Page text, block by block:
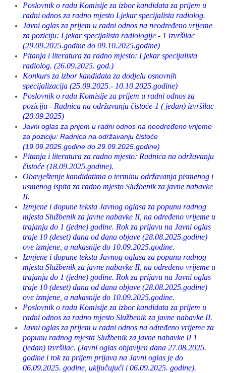
Poslovnik o radu Komisije za izbor kandidata za prijem u
radni odnos za radno mjesto Ljekar specijalista radiolog.
Javni oglas za prijem u radni odnos na neodređeno vrijeme
za poziciju: Ljekar specijalista radiologije - 1 izvršilac
(29.09.2025.godine do 09.10.2025.godine)
Pitanja i literatura za radno mjesto: Ljekar specijalista
radiolog. (26.09.2025. god.)
Konkurs za izbor kandidata za dodjelu osnovnih
specijalizacija (25.09.2025.- 10.10.2025.godine)
Poslovnik o radu Komisije za prijem u radni odnos za
poziciju - Radnica na održavanju čistoće-1 ( jedan) izvršilac
(20.09.2025)
Javni oglas za prijem u radni odnos na neodređeno vrijeme
za poziciju: Radnica na održavanju čistoće
(19.09.2025.godine do 29.09.2025.godine)
Pitanja i literatura za radno mjesto: Radnica na održavanju
čistoće (18.09.2025.godine).
Obavještenje kandidatima o terminu održavanja pismenog i
usmenog ispita za radno mjesto Službenik za javne nabavke
II.
Izmjene i dopune teksta Javnog oglasa za popunu radnog
mjesta Službenik za javne nabavke II, na određeno vrijeme u
trajanju do 1 (jedne) godine. Rok za prijavu na Javni oglas
traje 10 (deset) dana od dana objave (28.08.2025.godine)
ove izmjene, a nakasnije do 10.09.2025.godine.
Izmjene i dopune teksta Javnog oglasa za popunu radnog
mjesta Službenik za javne nabavke II, na određeno vrijeme u
trajanju do 1 (jedne) godine. Rok za prijavu na Javni oglas
traje 10 (deset) dana od dana objave (28.08.2025.godine)
ove izmjene, a nakasnije do 10.09.2025.godine.
Poslovnik o radu Komisije za izbor kandidata za prijem u
radni odnos za radno mjesto Službenik za javne nabavke II.
Javni oglas za prijem u radni odnos na određeno vrijeme za
popunu radnog mjesta Službenik za javne nabavke II 1
(jedan) izvršilac. (Javni oglas objavljen dana 27.08.2025.
godine i rok za prijem prijava na Javni oglas je do
06.09.2025. godine, uključujući i 06.09.2025. godine).